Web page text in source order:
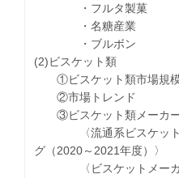
・フルタ製菓
・名糖産業
・ブルボン
(2)ビスケット類
①ビスケット類市場規
②市場トレンド
③ビスケット類メーカー
〈流通系ビスケットメ
グ（2020～2021年度）〉
〈ビスケットメーカー